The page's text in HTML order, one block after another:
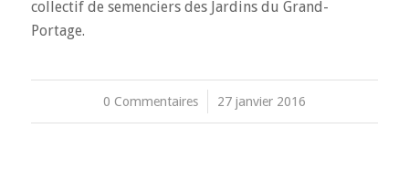
collectif de semenciers des Jardins du Grand-
Portage.
0 Commentaires
/ 27 janvier 2016